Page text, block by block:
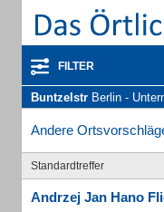
FILTER
Buntzelstr Berlin -
Andere
Standardtreffer
Andrzej Jan Hano